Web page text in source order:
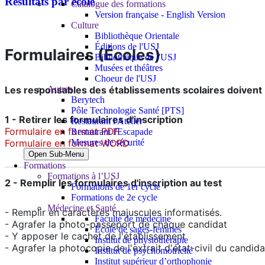
Catalogue des formations
Version française - English Version
Culture
Bibliothèque Orientale
Éditions de l'USJ
Bibliothèque de l'USJ
Musées et théâtres
Choeur de l'USJ
Autres
Berytech
Pôle Technologie Santé [PTS]
Restaurant l'Atelier
Restaurant l'Escapade
Mesures de sécurité
Open Sub-Menu
Formations
Formations à l’USJ
Formations de 1er cycle
Formations de 2e cycle
Médecine et Santé
Faculté de médecine
École de sages-femmes
Institut de physiothérapie
Institut de psychomotricité
Institut supérieur d’orthophonie
Formulaires (Écoles)
Les responsables des établissements scolaires doivent
1 - Retirer les formulaires d'inscription
Formulaire en format PDF
Formulaire en format WORD
2 - Remplir les formulaires d'inscription au test
- Remplir en caractères majuscules informatisés.
- Agrafer la photo-passeport de chaque candidat
- Y apposer le cachet de l'établissement
- Agrafer la photocopie de l'extrait d'état-civil du